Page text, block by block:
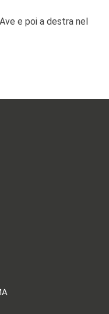
e poi a destra nel